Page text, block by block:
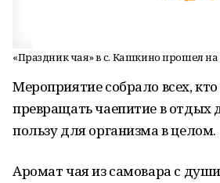
«Праздник чая» в с. Кашкино прошел на
Мероприятие собрало всех,
превращать чаепитие в отдых
пользу для организма в целом.
Аромат чая из самовара с